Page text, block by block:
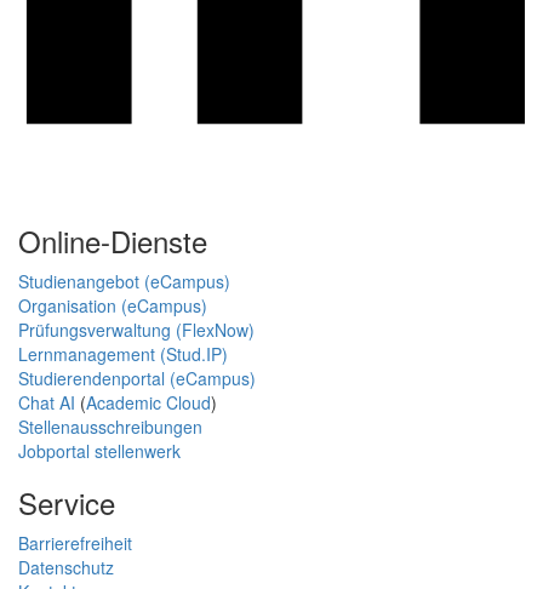
Online-Dienste
Studienangebot (eCampus)
Organisation (eCampus)
Prüfungsverwaltung (FlexNow)
Lernmanagement (Stud.IP)
Studierendenportal (eCampus)
Chat AI (Academic Cloud)
Stellenausschreibungen
Jobportal stellenwerk
Service
Barrierefreiheit
Datenschutz